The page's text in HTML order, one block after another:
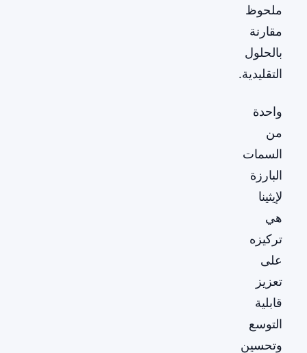
ملحوظ
مقارنة
بالحلول
التقليدية.
واحدة
من
السمات
البارزة
لإيثينا
هي
تركيزه
على
تعزيز
قابلية
التوسع
وتحسين